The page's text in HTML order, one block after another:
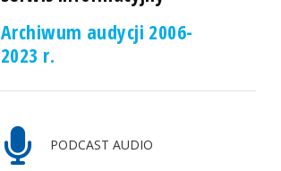
Archiwum audycji 2006-
2023 r.
PODCAST AUDIO